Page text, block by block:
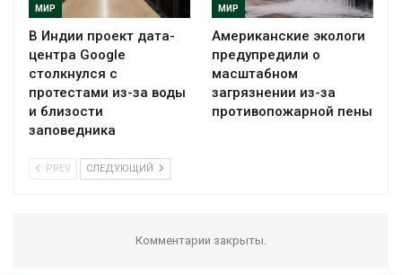
МИР
В Индии проект дата-
центра Google
столкнулся с
протестами из-за воды
и близости
заповедника
МИР
Американские экологи
предупредили о
масштабном
загрязнении из-за
противопожарной пены
PREV СЛЕДУЮЩИЙ
Комментарии закрыты.